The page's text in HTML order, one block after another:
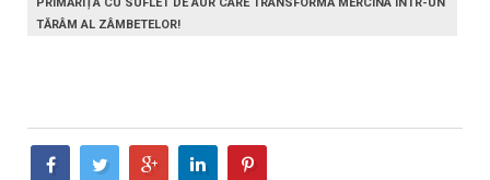
PRIMĂRIȚA CU SUFLET DE AUR CARE TRANSFORMĂ MERCINA ÎNTR-UN
TĂRÂM AL ZÂMBETELOR!